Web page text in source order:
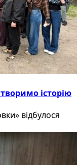
історію
відбулося